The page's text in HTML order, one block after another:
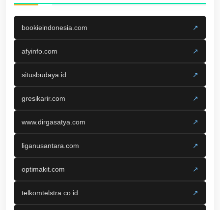
bookieindonesia.com ↗
afyinfo.com ↗
situsbudaya.id ↗
gresikarir.com ↗
www.dirgasatya.com ↗
liganusantara.com ↗
optimakit.com ↗
telkomtelstra.co.id ↗